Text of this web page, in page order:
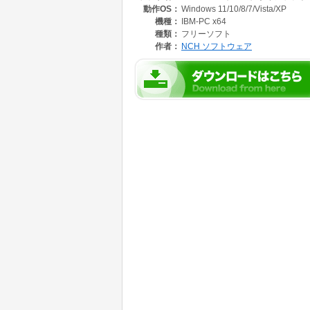
【DreamPlanはここが違います】
・シンプルなデザインで初心者でも簡単に使え
・図面をトレースできるので増改築のプランが
・お庭のデザインもできるのでガーデニングに
・実際に使うペンキの色を画像ファイルとし
【こんな方におすすめです】
動作OS： Windows 11/10/8/7/Vista/XP
機種：
IBM-PC x64
種類： フリーソフト
作者： NCH ソフトウェア